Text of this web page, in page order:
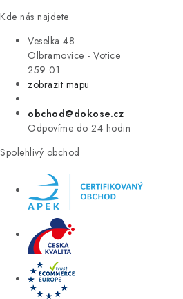
Kde nás najdete
Veselka 48
Olbramovice - Votice
259 01
zobrazit mapu
obchod@dokose.cz
Odpovíme do 24 hodin
Spolehlivý obchod
ÚKLID
VÝPRODEJ
ZNAČKY
Úvod Kontakt Blog
Moje objednávka